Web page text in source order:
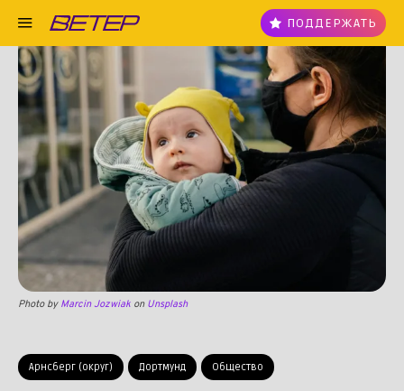
ПОДДЕРЖАТЬ
Арнсберг (округ) Дортмунд Общество
Photo by Marcin Jozwiak on Unsplash